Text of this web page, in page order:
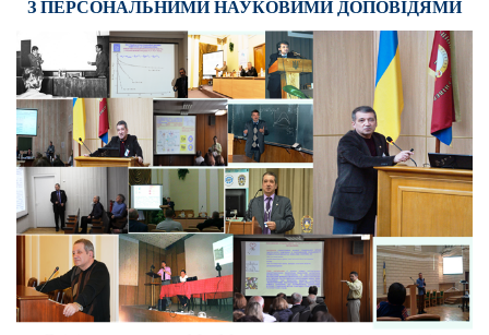
З ПЕРСОНАЛЬНИМИ НАУКОВИМИ ДОПОВІДЯМИ